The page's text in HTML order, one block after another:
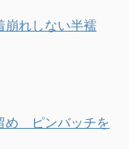
崩れしない半襦
め ピンバッチを